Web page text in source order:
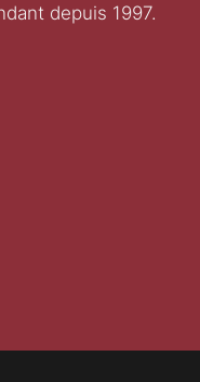
depuis 1997.